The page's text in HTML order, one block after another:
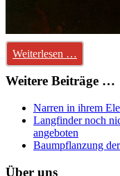
Weiterlesen …
Weitere Beiträge …
Narren in ihrem
Langfinder noch
angeboten
Baumpflanzung
Über uns